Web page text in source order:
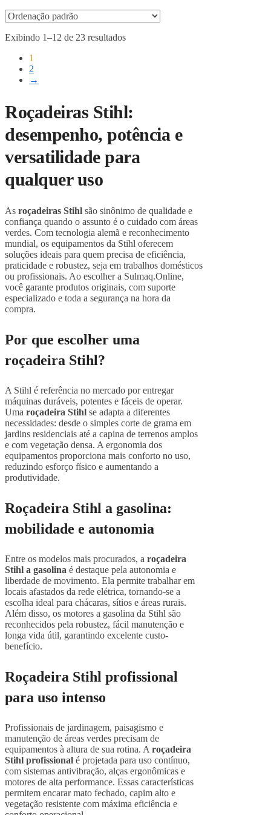
Exibindo 1–12 de 23 resultados
1
2
→
Roçadeiras Stihl:
desempenho, potência e
versatilidade para
qualquer uso
As roçadeiras Stihl são sinônimo de qualidade e
confiança quando o assunto é o cuidado com áreas
verdes. Com tecnologia alemã e reconhecimento
mundial, os equipamentos da Stihl oferecem
soluções ideais para quem precisa de eficiência,
praticidade e robustez, seja em trabalhos domésticos
ou profissionais. Ao escolher a Sulmaq.Online,
você garante produtos originais, com suporte
especializado e toda a segurança na hora da
compra.
Por que escolher uma
roçadeira Stihl?
A Stihl é referência no mercado por entregar
máquinas duráveis, potentes e fáceis de operar.
Uma roçadeira Stihl se adapta a diferentes
necessidades: desde o simples corte de grama em
jardins residenciais até a capina de terrenos amplos
e com vegetação densa. A ergonomia dos
equipamentos proporciona mais conforto no uso,
reduzindo esforço físico e aumentando a
produtividade.
Roçadeira Stihl a gasolina:
mobilidade e autonomia
Entre os modelos mais procurados, a roçadeira
Stihl a gasolina é destaque pela autonomia e
liberdade de movimento. Ela permite trabalhar em
locais afastados da rede elétrica, tornando-se a
escolha ideal para chácaras, sítios e áreas rurais.
Além disso, os motores a gasolina da Stihl são
reconhecidos pela robustez, fácil manutenção e
longa vida útil, garantindo excelente custo-
benefício.
Roçadeira Stihl profissional
para uso intenso
Profissionais de jardinagem, paisagismo e
manutenção de áreas verdes precisam de
equipamentos à altura de sua rotina. A roçadeira
Stihl profissional é projetada para uso contínuo,
com sistemas antivibração, alças ergonômicas e
motores de alta performance. Essas características
permitem encarar mato fechado, capim alto e
vegetação resistente com máxima eficiência e